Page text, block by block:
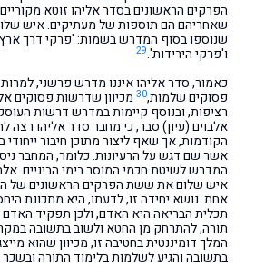
הפרקים הראשונים בסדר אליהו זוטא
שאחריהם הם תוספות של מעתיקים. איש
שנוספו בסוף המדרש בשמות: 'פרקי דרך
ו'פרקי הירידות'.29
כאמור, סדר אליהו איננו מדרש פרשני,
פסוקים שלמות,30 מכיוון שדרשות פסוקים
רציפות, ובנוסף קיימות במדרש דרשות
אלבוים (עיון) סבר, כי מחבר סדר אליהו
הקודמות, אך שאף ליצור מתוכן חיבור ייחודי
אשר שם דגש על הרעיונות. כלומר, המחבר
המדרש לשיטת חכמי המוסר בימי הביניים.
איש שלום את ששת הפרקים הראשונים של
אחת. נושא יחידה זו, לדעתו, היא מתכונת
תכלית הבריאה היא האדם, ולכן תפקיד
תורה, להתרחק מן החטא ולשוב בתשובה
המלך דומיננטית בחטיבה זו, מכיוון שהוא
בתשובה והגיע לשלמות בלימוד התורה ובשכר